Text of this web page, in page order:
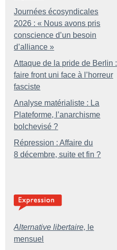
Journées écosyndicales
2026 : « Nous avons pris
conscience d’un besoin
d’alliance »
Attaque de la pride de Berlin :
faire front uni face à l’horreur
fasciste
Analyse matérialiste : La
Plateforme, l’anarchisme
bolchevisé ?
Répression : Affaire du
8 décembre, suite et fin ?
Alternative libertaire, le
mensuel